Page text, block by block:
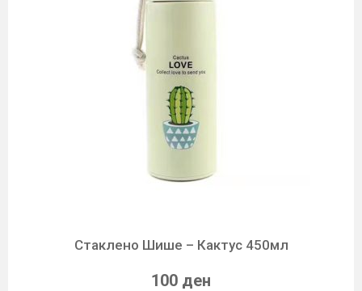
Стаклено Шише – Кактус 450мл
100 ден